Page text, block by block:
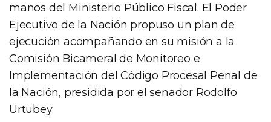
manos del Ministerio Público Fiscal. El Poder
Ejecutivo de la Nación propuso un plan de
ejecución acompañando en su misión a la
Comisión Bicameral de Monitoreo e
Implementación del Código Procesal Penal de
la Nación, presidida por el senador Rodolfo
Urtubey.